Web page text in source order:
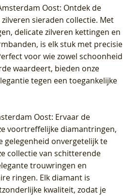
Oost: Ontdek de
sieraden collectie. Met
delicate zilveren kettingen en
is elk stuk met precisie
voor wie zowel schoonheid
waardeert, bieden onze
tegen een toegankelijke
Oost: Ervaar de
voortreffelijke diamantringen,
gelegenheid onvergetelijk te
collectie van schitterende
trouwringen en
ringen. Elk diamant is
kwaliteit, zodat je